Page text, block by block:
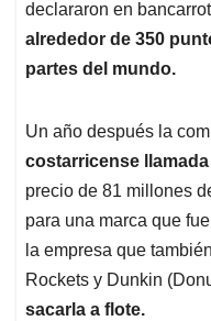
declararon en
alrededor de 350
partes del mundo.
Un año después la
costarricense
precio de 81 millones
para una marca que
la empresa que
Rockets y Dunkin
sacarla a flote.